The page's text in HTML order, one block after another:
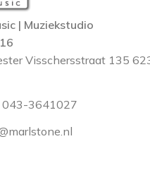
| Muziekstudio
Visschersstraat 135
043-3641027